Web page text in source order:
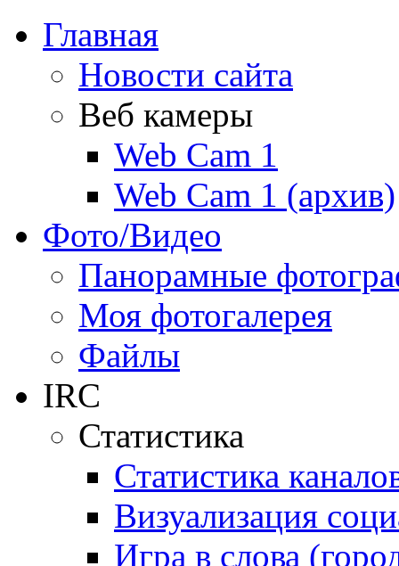
Главная
Новости сайта
Веб камеры
Web Cam 1
Web Cam 1 (архив)
Фото/Видео
Панорамные
Моя фотогалерея
Файлы
IRC
Статистика
Статистика
Визуализация
Игра в слова